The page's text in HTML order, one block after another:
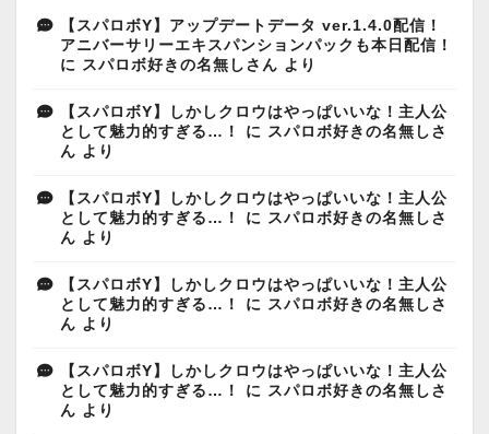
【スパロボY】アップデートデータ ver.1.4.0配信！
アニバーサリーエキスパンションパックも本日配信！
に スパロボ好きの名無しさん より
【スパロボY】しかしクロウはやっぱいいな！主人公
として魅力的すぎる…！
に スパロボ好きの名無しさ
ん より
【スパロボY】しかしクロウはやっぱいいな！主人公
として魅力的すぎる…！
に スパロボ好きの名無しさ
ん より
【スパロボY】しかしクロウはやっぱいいな！主人公
として魅力的すぎる…！
に スパロボ好きの名無しさ
ん より
【スパロボY】しかしクロウはやっぱいいな！主人公
として魅力的すぎる…！
に スパロボ好きの名無しさ
ん より